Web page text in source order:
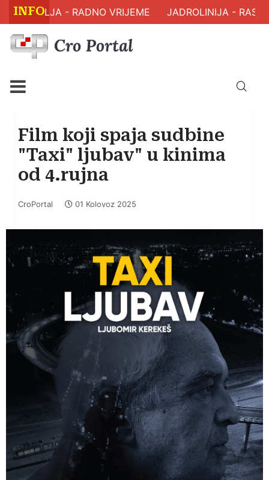
INFO
ZDRAVLJA - RADNO VRIJEME JADROLINIJA -
Film koji spaja sudbine
"Taxi" ljubav" u kinima
od 4.rujna
CroPortal 01 Kolovoz 2025